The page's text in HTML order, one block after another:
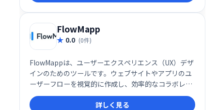
FlowMapp
0.0 (0件)
FlowMappは、ユーザーエクスペリエンス（UX）デザ
インのためのツールです。ウェブサイトやアプリのユ
ーザーフローを視覚的に作成し、効率的なコラボレー
ションを実現します。
詳しく見る